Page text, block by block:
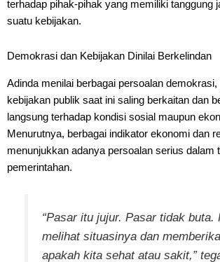
terhadap pihak-pihak yang memiliki tanggung
suatu kebijakan.
Demokrasi dan Kebijakan Dinilai Berkelindan
Adinda menilai berbagai persoalan demokrasi,
kebijakan publik saat ini saling berkaitan dan
langsung terhadap kondisi sosial maupun
Menurutnya, berbagai indikator ekonomi dan
menunjukkan adanya persoalan serius dalam
pemerintahan.
“Pasar itu jujur. Pasar tidak buta.
melihat situasinya dan
apakah kita sehat atau sakit,”